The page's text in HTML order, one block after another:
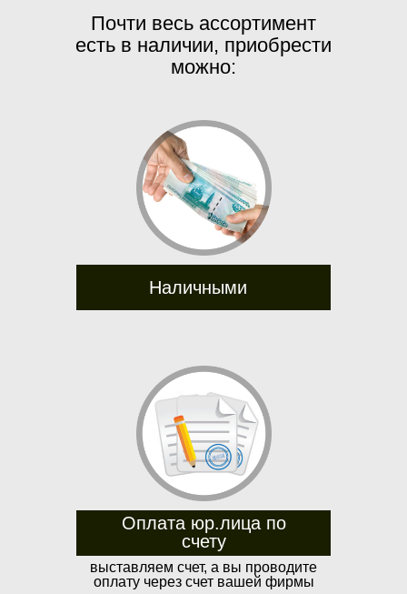
Наличными
Почти весь ассортимент
есть в наличии, приобрести
можно:
Оплата юр.лица по
счету
выставляем счет, а вы проводите
оплату через счет вашей фирмы